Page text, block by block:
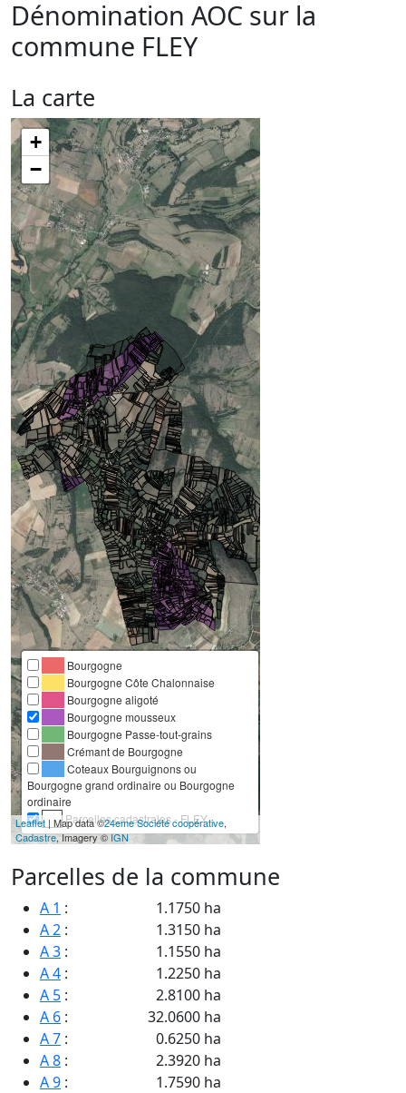
Dénomination AOC sur la
commune FLEY
La carte
+
−
Bourgogne
Bourgogne Côte Chalonnaise
Bourgogne aligoté
Bourgogne mousseux
Bourgogne Passe-tout-grains
Crémant de Bourgogne
Coteaux Bourguignons ou
Bourgogne grand ordinaire ou Bourgogne
ordinaire
Parcelles cadastrales - FLEY
Leaflet | Map data ©24eme Société coopérative,
Cadastre, Imagery ©IGN
Parcelles de la commune
A 1 :
1.1750 ha
A 2 :
1.3150 ha
A 3 :
1.1550 ha
A 4 :
1.2250 ha
A 5 :
2.8100 ha
A 6 :
32.0600 ha
A 7 :
0.6250 ha
A 8 :
2.3920 ha
A 9 :
1.7590 ha